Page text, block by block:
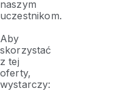
naszym
uczestnikom.
Aby
skorzystać
z tej
oferty,
wystarczy: